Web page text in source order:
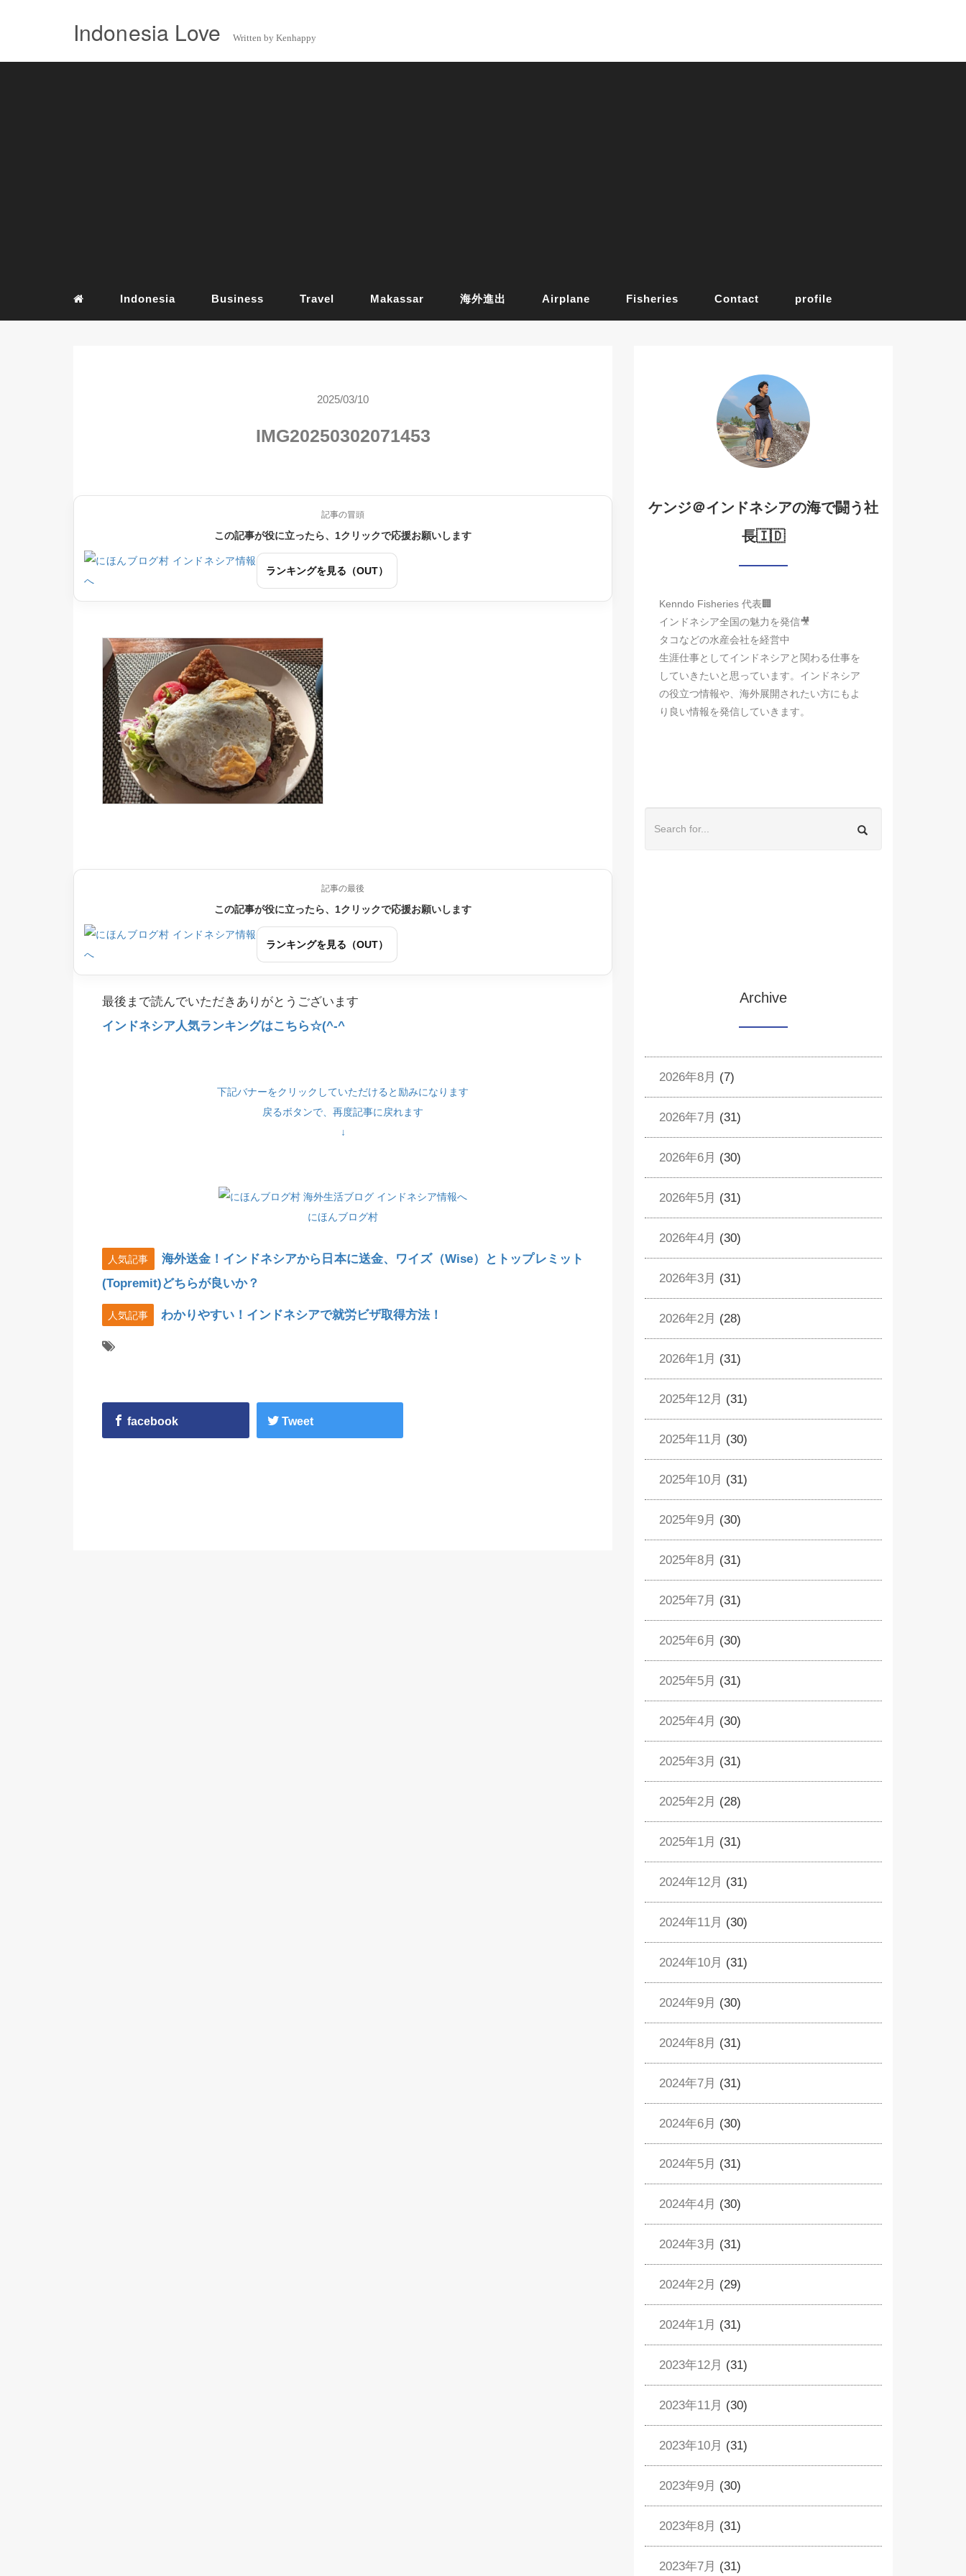
Indonesia Love Written by Kenhappy
Indonesia Business Travel Makassar 海外進出 Airplane Fisheries Contact profile
2025/03/10
IMG20250302071453
記事の冒頭
この記事が役に立ったら、1クリックで応援お願いします
ランキングを見る（OUT）
記事の最後
この記事が役に立ったら、1クリックで応援お願いします
ランキングを見る（OUT）
最後まで読んでいただきありがとうございます
インドネシア人気ランキングはこちら☆(^-^
下記バナーをクリックしていただけると励みになります
戻るボタンで、再度記事に戻れます
↓
にほんブログ村
人気記事
海外送金！インドネシアから日本に送金、ワイズ（Wise）とトップレミット
(Topremit)どちらが良いか？
人気記事 わかりやすい！インドネシアで就労ビザ取得方法！
facebook Tweet
ケンジ＠インドネシアの海で闘う社
長🇮🇩
Kenndo Fisheries 代表🏢
インドネシア全国の魅力を発信🎥
タコなどの水産会社を経営中
生涯仕事としてインドネシアと関わる仕事を
していきたいと思っています。インドネシア
の役立つ情報や、海外展開されたい方にもよ
り良い情報を発信していきます。
Archive
2026年8月 (7)
2026年7月 (31)
2026年6月 (30)
2026年5月 (31)
2026年4月 (30)
2026年3月 (31)
2026年2月 (28)
2026年1月 (31)
2025年12月 (31)
2025年11月 (30)
2025年10月 (31)
2025年9月 (30)
2025年8月 (31)
2025年7月 (31)
2025年6月 (30)
2025年5月 (31)
2025年4月 (30)
2025年3月 (31)
2025年2月 (28)
2025年1月 (31)
2024年12月 (31)
2024年11月 (30)
2024年10月 (31)
2024年9月 (30)
2024年8月 (31)
2024年7月 (31)
2024年6月 (30)
2024年5月 (31)
2024年4月 (30)
2024年3月 (31)
2024年2月 (29)
2024年1月 (31)
2023年12月 (31)
2023年11月 (30)
2023年10月 (31)
2023年9月 (30)
2023年8月 (31)
2023年7月 (31)